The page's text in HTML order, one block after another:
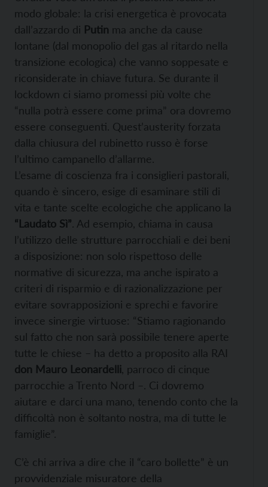
modo globale: la crisi energetica è provocata
dall’azzardo di Putin ma anche da cause
lontane (dal monopolio del gas al ritardo nella
transizione ecologica) che vanno soppesate e
riconsiderate in chiave futura. Se durante il
lockdown ci siamo promessi più volte che
“nulla potrà essere come prima” ora dovremo
essere conseguenti. Quest’austerity forzata
dalla chiusura del rubinetto russo è forse
l’ultimo campanello d’allarme.
L’esame di coscienza fra i consiglieri pastorali,
quando è sincero, esige di esaminare stili di
vita e tante scelte ecologiche che applicano la
“Laudato Sì”. Ad esempio, chiama in causa
l’utilizzo delle strutture parrocchiali e dei beni
a disposizione: non solo rispettoso delle
normative di sicurezza, ma anche ispirato a
criteri di risparmio e di razionalizzazione per
evitare sovrapposizioni e sprechi e favorire
invece sinergie virtuose: “Stiamo ragionando
sul fatto che non sarà possibile tenere aperte
tutte le chiese – ha detto a proposito alla RAI
don Mauro Leonardelli , parroco di cinque
parrocchie a Trento Nord –. Ci dovremo
aiutare e darci una mano, tenendo conto che la
difficoltà non è soltanto nostra, ma di tutte le
famiglie”.
C’è chi arriva a dire che il “caro bollette” è un
provvidenziale misuratore della